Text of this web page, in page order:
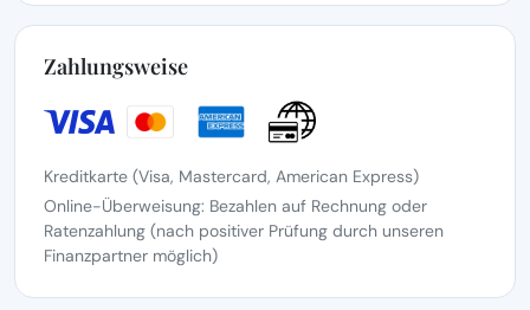
Zahlungsweise
Kreditkarte (Visa, Mastercard, American Express)
Online-Überweisung: Bezahlen auf Rechnung oder
Ratenzahlung (nach positiver Prüfung durch unseren
Finanzpartner möglich)